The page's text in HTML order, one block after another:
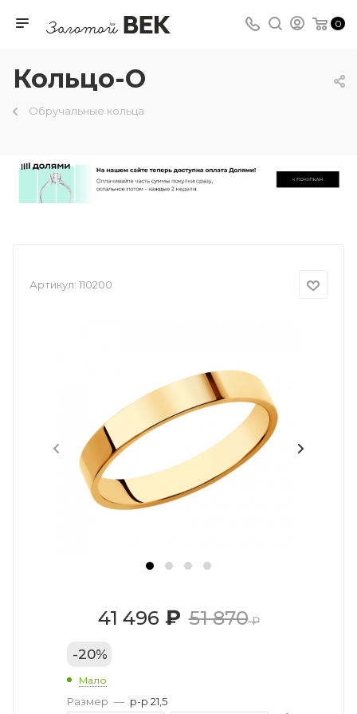
0
Кольцо-О
Обручальные кольца
Артикул: 110200
41 496 ₽ 51 870₽
-20%
Мало
Размер — р-р 21,5